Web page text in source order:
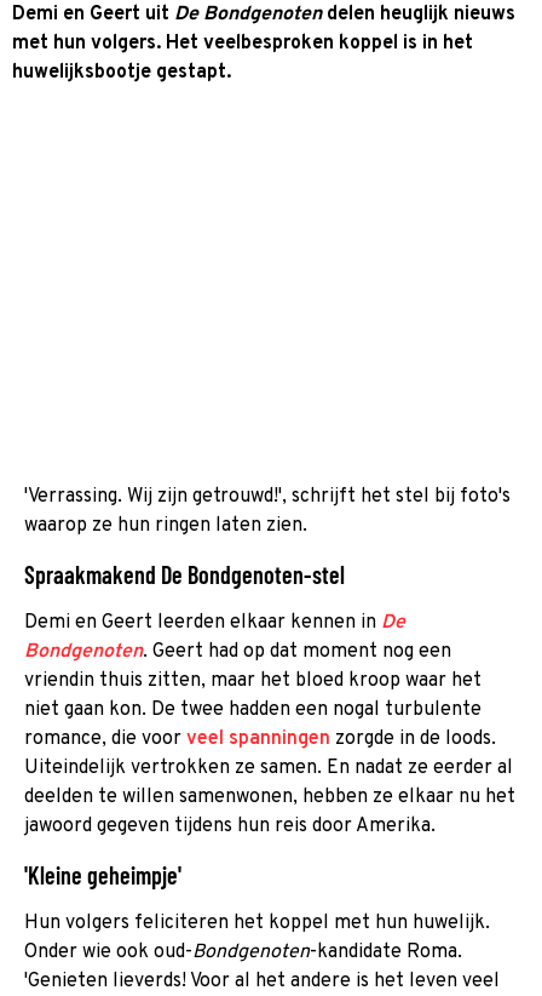
Demi en Geert uit De Bondgenotendelen heuglijk nieuws
met hun volgers. Het veelbesproken koppel is in het
huwelijksbootje gestapt.
'Verrassing. Wij zijn getrouwd!', schrijft het stel bij foto's
waarop ze hun ringen laten zien.
Spraakmakend De Bondgenoten-stel
Demi en Geert leerden elkaar kennen in De
Bondgenoten. Geert had op dat moment nog een
vriendin thuis zitten, maar het bloed kroop waar het
niet gaan kon. De twee hadden een nogal turbulente
romance, die voor veel spanningen zorgde in de loods.
Uiteindelijk vertrokken ze samen. En nadat ze eerder al
deelden te willen samenwonen, hebben ze elkaar nu het
jawoord gegeven tijdens hun reis door Amerika.
'Kleine geheimpje'
Hun volgers feliciteren het koppel met hun huwelijk.
Onder wie ook oud-Bondgenoten-kandidate Roma.
'Genieten lieverds! Voor al het andere is het leven veel